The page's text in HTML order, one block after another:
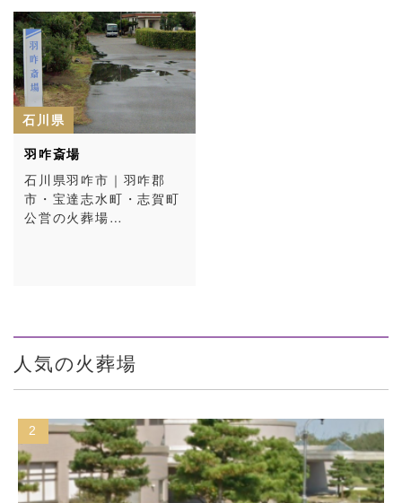
石川県
羽咋斎場
石川県羽咋市｜羽咋郡
市・宝達志水町・志賀町
公営の火葬場…
人気の火葬場
2